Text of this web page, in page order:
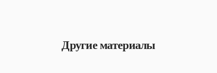
Другие материалы